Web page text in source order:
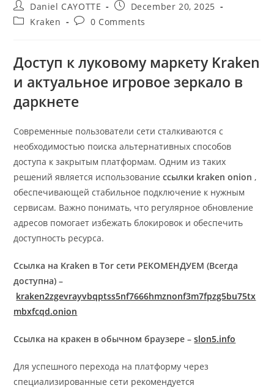
Daniel CAYOTTE
December 20, 2025
Kraken
0 Comments
Доступ к луковому маркету Kraken
и актуальное игровое зеркало в
даркнете
Современные пользователи сети сталкиваются с
необходимостью поиска альтернативных способов
доступа к закрытым платформам. Одним из таких
решений является использованиессылки kraken onion ,
обеспечивающей стабильное подключение к нужным
сервисам. Важно понимать, что регулярное обновление
адресов помогает избежать блокировок и обеспечить
доступность ресурса.
Ссылка на Kraken в Tor сети РЕКОМЕНДУЕМ (Всегда
доступна) –
kraken2zgevrayvbqptss5nf7666hmznonf3m7fpzg5bu75tx
mbxfcqd.onion
Ссылка на кракен в обычном браузере – slon5.info
Для успешного перехода на платформу через
специализированные сети рекомендуется